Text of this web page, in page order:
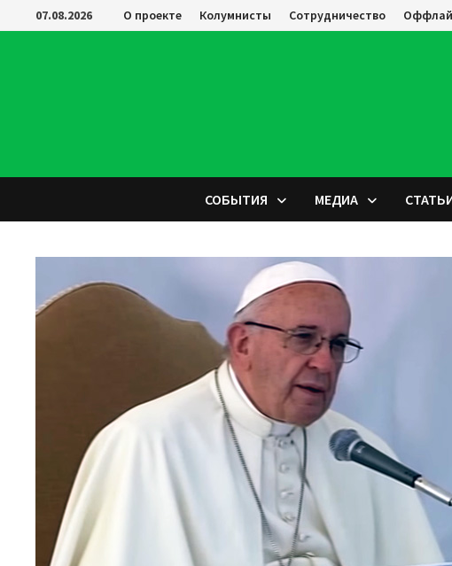
Перейти
к
07.08.2026 О проекте Колумнисты Сотрудничество
СОБЫТИЯ МЕДИА